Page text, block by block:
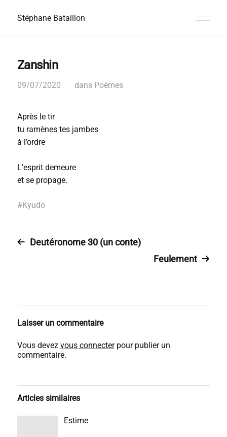
Stéphane Bataillon
Zanshin
09/07/2020 dans Poèmes
Après le tir
tu ramènes tes jambes
à l’ordre
L’esprit demeure
et se propage.
#Kyudo
Deutéronome 30 (un conte)
Feulement
Laisser un commentaire
Vous devez vous connecterpour publier un
commentaire.
Articles similaires
Estime